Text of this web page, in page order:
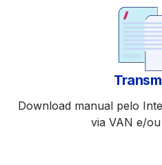
Download manual pelo
via VAN e/